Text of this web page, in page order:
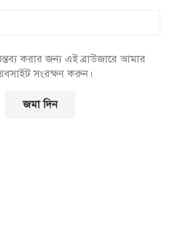
করার জন্য এই ব্রাউজারে আমার
সংরক্ষণ করুন।